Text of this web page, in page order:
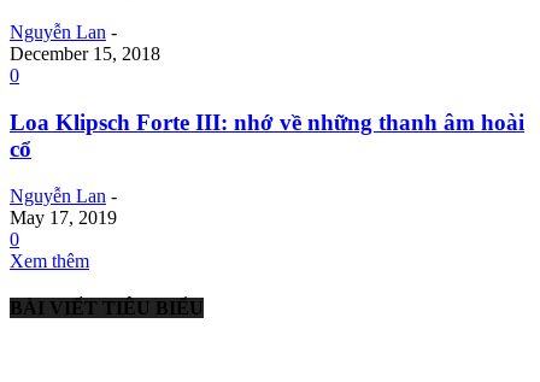
Nguyễn Lan -
December 15, 2018
0
Loa Klipsch Forte III: nhớ về những thanh âm hoài
cổ
Nguyễn Lan -
May 17, 2019
0
Xem thêm
BÀI VIẾT TIÊU BIỂU